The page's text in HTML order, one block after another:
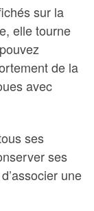
sur la
elle tourne
de la
avec
ses
ses
une